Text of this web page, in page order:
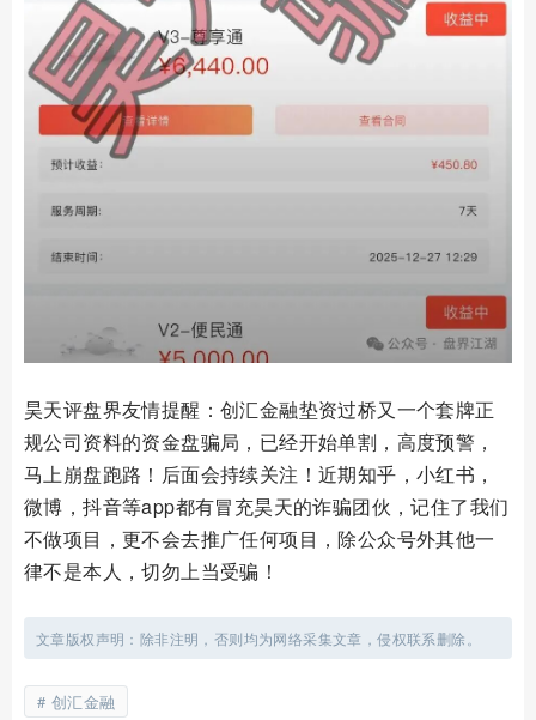
昊天评盘界友情提醒：创汇金融垫资过桥又一个套牌正
规公司资料的资金盘骗局，已经开始单割，高度预警，
马上崩盘跑路！后面会持续关注！近期知乎，小红书，
微博，抖音等app都有冒充昊天的诈骗团伙，记住了我们
不做项目，更不会去推广任何项目，除公众号外其他一
律不是本人，切勿上当受骗！
文章版权声明：除非注明，否则均为网络采集文章，侵权联系删除。
创汇金融